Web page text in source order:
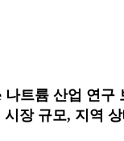
나트륨 산업 연구
시장 규모, 지역